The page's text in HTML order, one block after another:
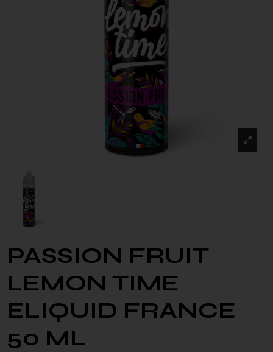
PASSION FRUIT
LEMON TIME
ELIQUID FRANCE
50 ML